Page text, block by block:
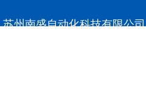
苏州南盛自动化科技有限公司
网站首页